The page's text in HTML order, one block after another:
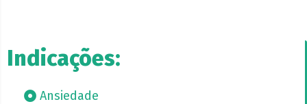
Indicações:
Ansiedade